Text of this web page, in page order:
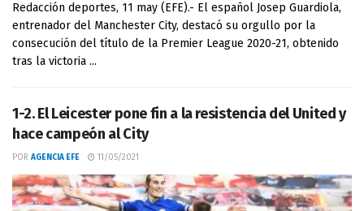
Redacción deportes, 11 may (EFE).- El español Josep Guardiola,
entrenador del Manchester City, destacó su orgullo por la
consecución del título de la Premier League 2020-21, obtenido
tras la victoria ...
1-2. El Leicester pone fin a la resistencia del United y
hace campeón al City
POR AGENCIA EFE 11/05/2021